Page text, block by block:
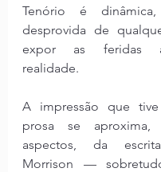
Tenório é
desprovida de
expor as feridas
realidade.
A impressão que
prosa se aproxima,
aspectos, da
Morrison —